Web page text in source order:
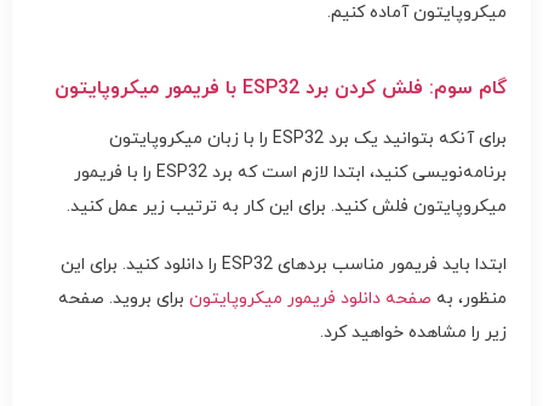
میکروپایتون آماده کنیم.
گام سوم: فلش کردن برد ESP32 با فریمور میکروپایتون
برای آنکه بتوانید یک برد ESP32 را با زبان میکروپایتون
برنامه‌نویسی کنید، ابتدا لازم است که برد ESP32 را با فریمور
میکروپایتون فلش کنید. برای این کار به ترتیب زیر عمل کنید.
ابتدا باید فریمور مناسب بردهای ESP32 را دانلود کنید. برای این
منظور، به صفحه دانلود فریمور میکروپایتون برای بروید. صفحه
زیر را مشاهده خواهید کرد.